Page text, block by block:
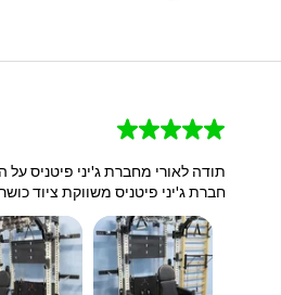
★
★
★
★
★
תודה לאורי מחברת ג'יני פיטניס על
חברת ג'יני פיטניס משווקת ציוד